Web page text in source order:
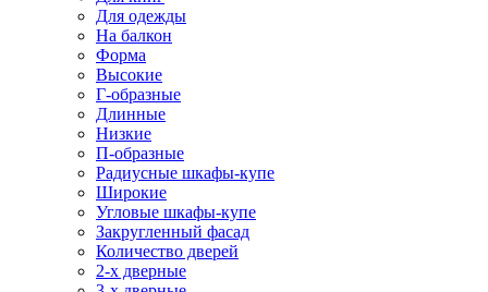
Для одежды
На балкон
Форма
Высокие
Г-образные
Длинные
Низкие
П-образные
Радиусные шкафы-купе
Широкие
Угловые шкафы-купе
Закругленный фасад
Количество дверей
2-х дверные